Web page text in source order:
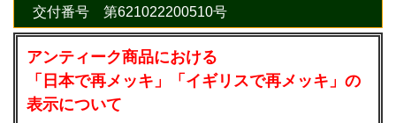
交付番号 第621022200510号
アンティーク商品における
「日本で再メッキ」「イギリスで再メッキ」の
表示について